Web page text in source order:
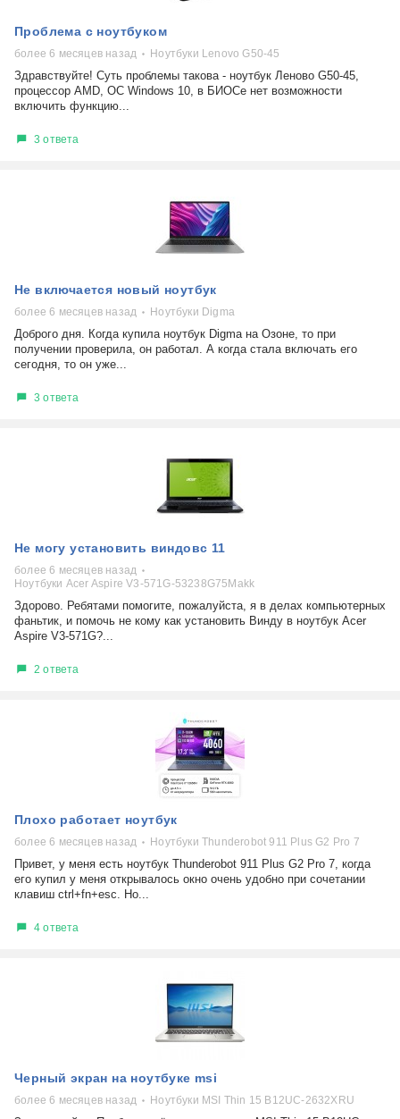
Проблема с ноутбуком
более 6 месяцев назад Ноутбуки Lenovo G50-45
Здравствуйте! Суть проблемы такова - ноутбук Леново G50-45,
процессор AMD, ОС Windows 10, в БИОСе нет возможности
включить функцию...
3 ответа
Не включается новый ноутбук
более 6 месяцев назад Ноутбуки Digma
Доброго дня. Когда купила ноутбук Digma на Озоне, то при
получении проверила, он работал. А когда стала включать его
сегодня, то он уже...
3 ответа
Не могу установить виндовс 11
более 6 месяцев назад
Ноутбуки Acer Aspire V3-571G-53238G75Makk
Здорово. Ребятами помогите, пожалуйста, я в делах компьютерных
фаньтик, и помочь не кому как установить Винду в ноутбук Acer
Aspire V3-571G?...
2 ответа
Плохо работает ноутбук
более 6 месяцев назад Ноутбуки Thunderobot 911 Plus G2 Pro 7
Привет, у меня есть ноутбук Thunderobot 911 Plus G2 Pro 7, когда
его купил у меня открывалось окно очень удобно при сочетании
клавиш ctrl+fn+esc. Но...
4 ответа
Черный экран на ноутбуке msi
более 6 месяцев назад Ноутбуки MSI Thin 15 B12UC-2632XRU